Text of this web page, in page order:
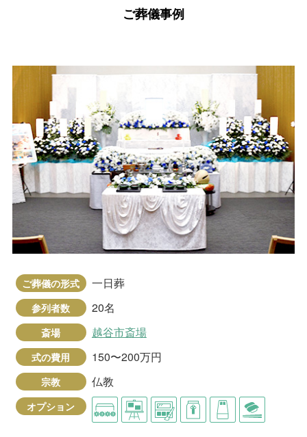
ご葬儀事例
ご葬儀の形式 一日葬
参列者数 20名
斎場 越谷市斎場
式の費用 150〜200万円
宗教 仏教
オプション